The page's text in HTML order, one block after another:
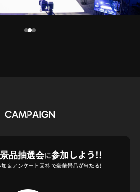
CAMPAIGN
品抽選会に参加しよう!!
& アンケート回答 で豪華景品が当たる!